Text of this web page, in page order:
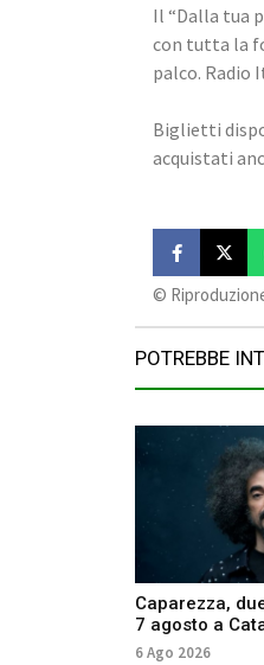
Il “Dalla tua
con tutta la
palco. Radio
Biglietti
acquistati
©️
POTREBBE
Caparezza,
7 agosto a
Palermo
6 Ago 2026